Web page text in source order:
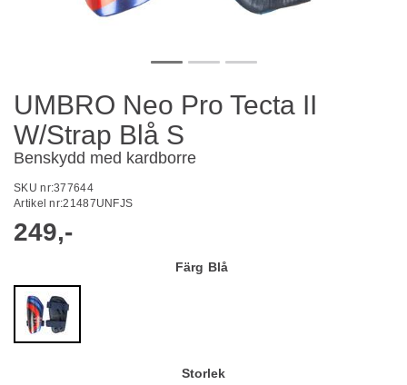
UMBRO Neo Pro Tecta II
W/Strap Blå S
Benskydd med kardborre
SKU nr:377644
Artikel nr:21487UNFJS
249,-
Färg Blå
Storlek